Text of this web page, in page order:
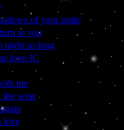
of your smile
to you
night so long
love-JC
me
the wine
love